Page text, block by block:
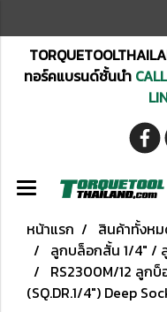
ทอร์คแบรนด์ชั้นนำ
หน้าแรก สินค้าทั้งห
ลูกบล็อกสั้น 1/4" /
RS2300M/12 ลูก
(SQ.DR.1/4") Deep